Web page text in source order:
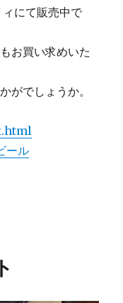
にて販売中で
お買い求めいた
がでしょうか。
ール